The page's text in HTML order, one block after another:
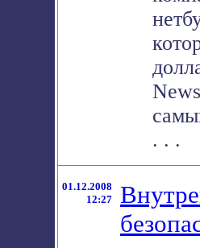
. . .
01.12.2008
12:27